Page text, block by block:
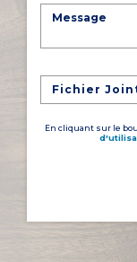
Fichier
En cliquant sur le